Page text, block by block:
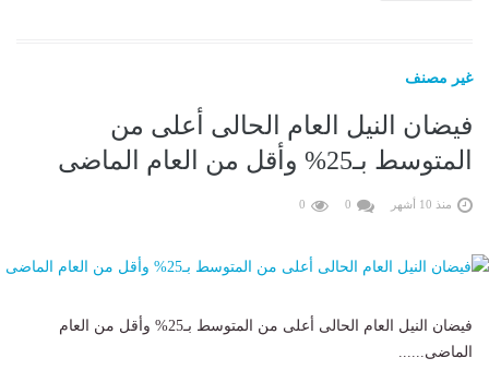
غير مصنف
فيضان النيل العام الحالى أعلى من
المتوسط بـ25% وأقل من العام الماضى
منذ 10 أشهر 0
0
فيضان النيل العام الحالى أعلى من المتوسط بـ25% وأقل من العام
الماضى......